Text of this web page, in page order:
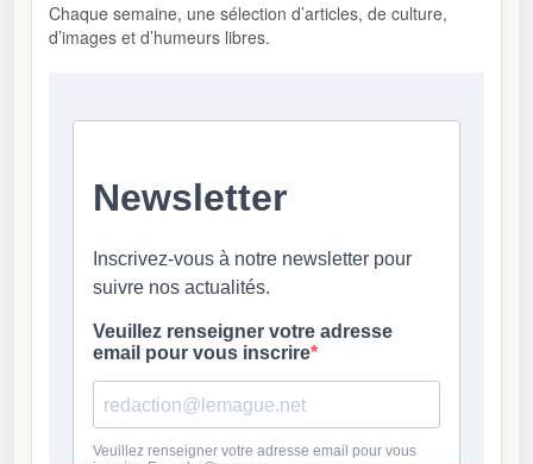
Chaque semaine, une sélection d’articles, de culture,
d’images et d’humeurs libres.